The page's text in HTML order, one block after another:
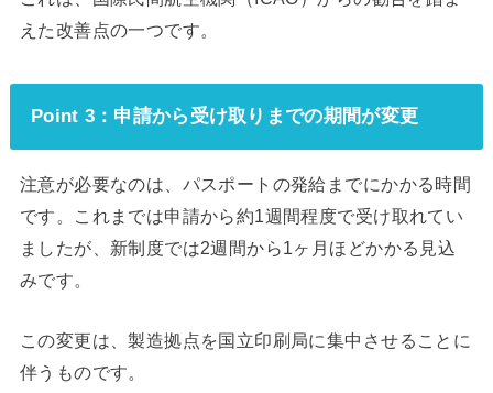
えた改善点の一つです。
Point 3：申請から受け取りまでの期間が変更
注意が必要なのは、パスポートの発給までにかかる時間
です。これまでは申請から約1週間程度で受け取れてい
ましたが、新制度では2週間から1ヶ月ほどかかる見込
みです。
この変更は、製造拠点を国立印刷局に集中させることに
伴うものです。